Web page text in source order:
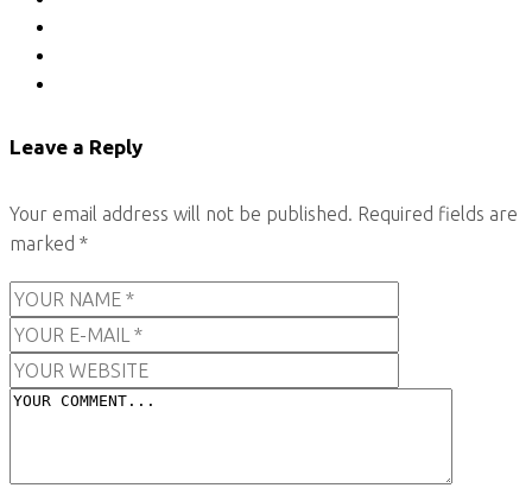
Leave a Reply
Your email address will not be published. Required fields are
marked *